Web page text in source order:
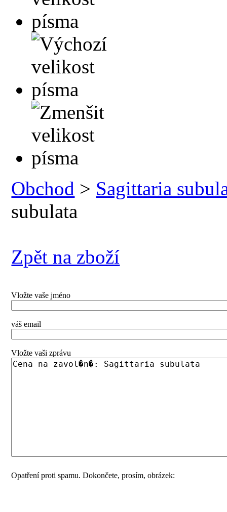
Obchod > Sagittaria
subulata
Zpět na zboží
Vložte vaše jméno
váš email
Vložte vaši zprávu
Opatření proti spamu. Dokončete, prosím, obrázek: